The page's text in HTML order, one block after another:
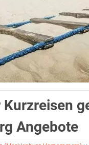
Angebote